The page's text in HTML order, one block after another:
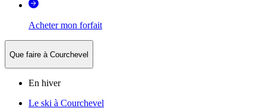
Acheter mon forfait
Que faire à Courchevel
En hiver
Le ski à Courchevel